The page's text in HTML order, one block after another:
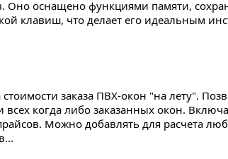
Оно оснащено функциями памяти,
клавиш, что делает его идеальным
заказа ПВХ-окон "на лету".
всех когда либо заказанных окон.
Можно добавлять для расчета